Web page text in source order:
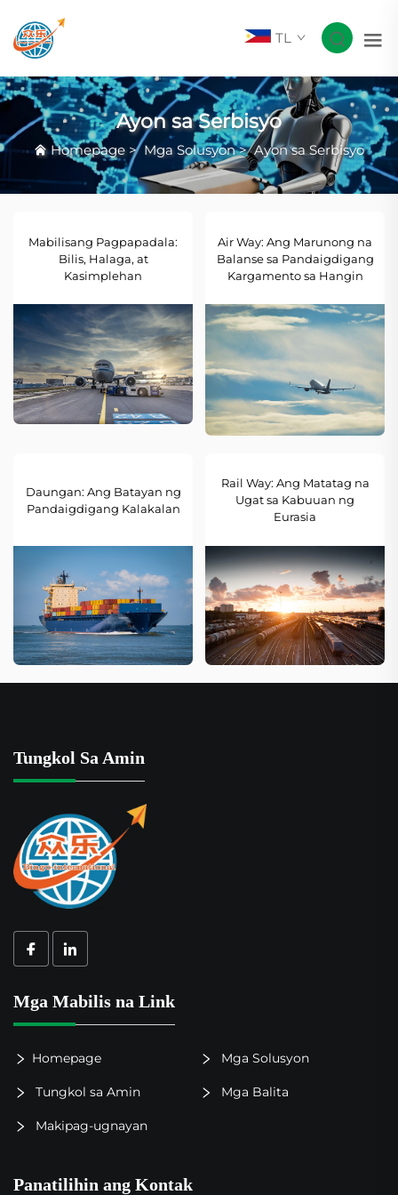
TL
Ayon sa Serbisyo
Homepage >Mga Solusyon>Ayon sa Serbisyo
Mabilisang Pagpapadala:
Bilis, Halaga, at
Kasimplehan
Air Way: Ang Marunong na
Balanse sa Pandaigdigang
Kargamento sa Hangin
Daungan: Ang Batayan ng
Pandaigdigang Kalakalan
Rail Way: Ang Matatag na
Ugat sa Kabuuan ng
Eurasia
Tungkol Sa Amin
Mga Mabilis na Link
Homepage Mga Solusyon
Tungkol sa Amin Mga Balita
Makipag-ugnayan
Panatilihin ang Kontak